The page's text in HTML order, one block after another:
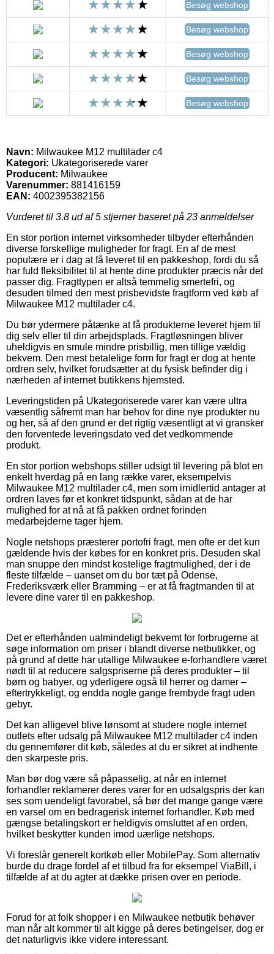
Besøg webshop
Besøg webshop
Besøg webshop
Besøg webshop
Besøg webshop
Navn: Milwaukee M12 multilader c4
Kategori: Ukategoriserede varer
Producent: Milwaukee
Varenummer: 881416159
EAN: 4002395382156
Vurderet til 3.8 ud af 5 stjerner baseret på 23 anmeldelser
En stor portion internet virksomheder tilbyder efterhånden
diverse forskellige muligheder for fragt. En af de mest
populære er i dag at få leveret til en pakkeshop, fordi du så
har fuld fleksibilitet til at hente dine produkter præcis når det
passer dig. Fragttypen er altså temmelig smertefri, og
desuden tilmed den mest prisbevidste fragtform ved køb af
Milwaukee M12 multilader c4.
Du bør ydermere påtænke at få produkterne leveret hjem til
dig selv eller til din arbejdsplads. Fragtløsningen bliver
uheldigvis en smule mindre prisbillig, men tillige vældig
bekvem. Den mest betalelige form for fragt er dog at hente
ordren selv, hvilket forudsætter at du fysisk befinder dig i
nærheden af internet butikkens hjemsted.
Leveringstiden på Ukategoriserede varer kan være ultra
væsentlig såfremt man har behov for dine nye produkter nu
og her, så af den grund er det rigtig væsentligt at vi gransker
den forventede leveringsdato ved det vedkommende
produkt.
En stor portion webshops stiller udsigt til levering på blot en
enkelt hverdag på en lang række varer, eksempelvis
Milwaukee M12 multilader c4, men som imidlertid antager at
ordren laves før et konkret tidspunkt, sådan at de har
mulighed for at nå at få pakken ordnet forinden
medarbejderne tager hjem.
Nogle netshops præsterer portofri fragt, men ofte er det kun
gældende hvis der købes for en konkret pris. Desuden skal
man snuppe den mindst kostelige fragtmulighed, der i de
fleste tilfælde – uanset om du bor tæt på Odense,
Frederiksværk eller Bramming – er at få fragtmanden til at
levere dine varer til en pakkeshop.
Det er efterhånden ualmindeligt bekvemt for forbrugerne at
søge information om priser i blandt diverse netbutikker, og
på grund af dette har utallige Milwaukee e-forhandlere været
nødt til at reducere salgspriserne på deres produkter – til
børn og babyer, og yderligere også til herrer og damer –
eftertrykkeligt, og endda nogle gange frembyde fragt uden
gebyr.
Det kan alligevel blive lønsomt at studere nogle internet
outlets efter udsalg på Milwaukee M12 multilader c4 inden
du gennemfører dit køb, således at du er sikret at indhente
den skarpeste pris.
Man bør dog være så påpasselig, at når en internet
forhandler reklamerer deres varer for en udsalgspris der kan
ses som uendeligt favorabel, så bør det mange gange være
en varsel om en bedragerisk internet forhandler. Køb med
gængse betalingskort er heldigvis omsluttet af en orden,
hvilket beskytter kunden imod uærlige netshops.
Vi foreslår generelt kortkøb eller MobilePay. Som alternativ
burde du drage fordel af et tilbud fra for eksempel ViaBill, i
tilfælde af at du agter at dække prisen over en periode.
Forud for at folk shopper i en Milwaukee netbutik behøver
man når alt kommer til alt kigge på deres betingelser, dog er
det naturligvis ikke videre interessant.